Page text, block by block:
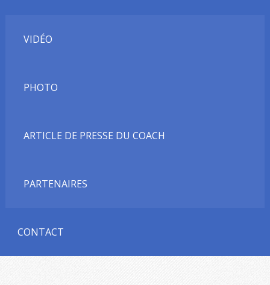
VIDÉO
PHOTO
ARTICLE DE PRESSE DU COACH
PARTENAIRES
CONTACT